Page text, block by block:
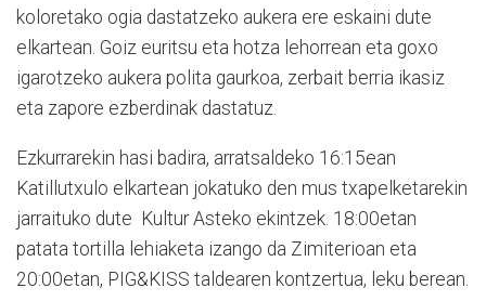
koloretako ogia dastatzeko aukera ere eskaini dute
elkartean. Goiz euritsu eta hotza lehorrean eta goxo
igarotzeko aukera polita gaurkoa, zerbait berria ikasiz
eta zapore ezberdinak dastatuz.
Ezkurrarekin hasi badira, arratsaldeko 16:15ean
Katillutxulo elkartean jokatuko den mus txapelketarekin
jarraituko dute Kultur Asteko ekintzek. 18:00etan
patata tortilla lehiaketa izango da Zimiterioan eta
20:00etan, PIG&KISS taldearen kontzertua, leku berean.